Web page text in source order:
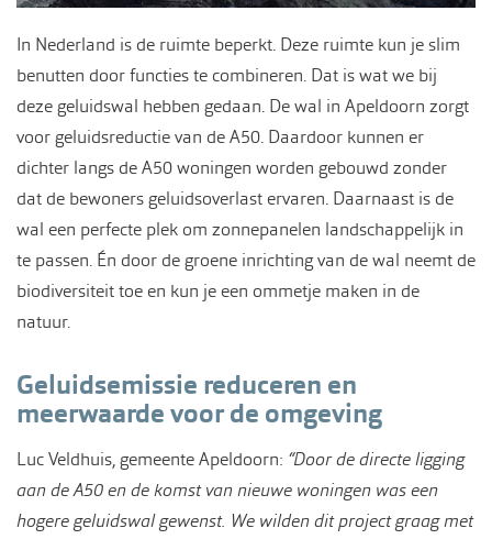
In Nederland is de ruimte beperkt. Deze ruimte kun je slim
benutten door functies te combineren. Dat is wat we bij
deze geluidswal hebben gedaan. De wal in Apeldoorn zorgt
voor geluidsreductie van de A50. Daardoor kunnen er
dichter langs de A50 woningen worden gebouwd zonder
dat de bewoners geluidsoverlast ervaren. Daarnaast is de
wal een perfecte plek om zonnepanelen landschappelijk in
te passen. Én door de groene inrichting van de wal neemt de
biodiversiteit toe en kun je een ommetje maken in de
natuur.
Geluidsemissie reduceren en
meerwaarde voor de omgeving
Luc Veldhuis, gemeente Apeldoorn: “Door de directe ligging
aan de A50 en de komst van nieuwe woningen was een
hogere geluidswal gewenst. We wilden dit project graag met